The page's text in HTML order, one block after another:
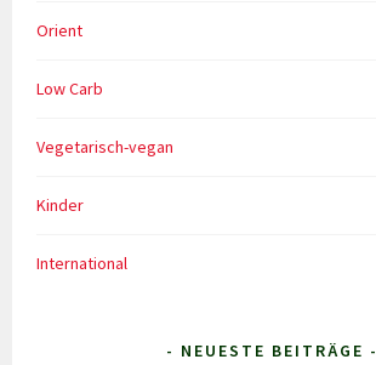
Orient
Low Carb
Vegetarisch-vegan
Kinder
International
- NEUESTE BEITRÄGE -